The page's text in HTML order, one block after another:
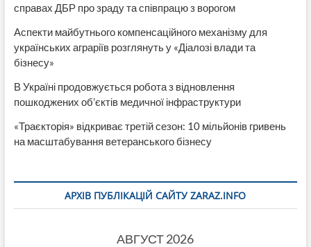
справах ДБР про зраду та співпрацю з ворогом
Аспекти майбутнього компенсаційного механізму для
українських аграріїв розглянуть у «Діалозі влади та
бізнесу»
В Україні продовжується робота з відновлення
пошкоджених об’єктів медичної інфраструктури
«Траєкторія» відкриває третій сезон: 10 мільйонів гривень
на масштабування ветеранського бізнесу
АРХІВ ПУБЛІКАЦІЙ САЙТУ ZARAZ.INFO
АВГУСТ 2026